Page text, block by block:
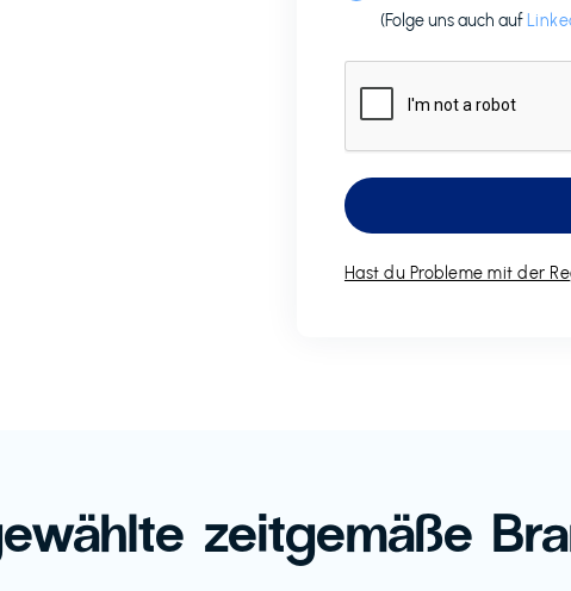
(Folge uns auch auf
Hast du Probleme mit der
zeitgemäße